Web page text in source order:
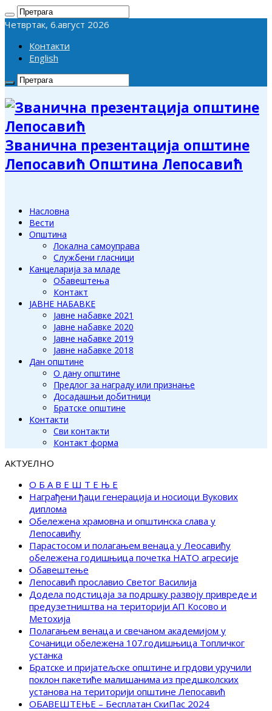
Четвртак, 6.август 2026
Контакти
English
Званична презентација општине
Лепосавић Општина Лепосавић
Насловна
Вести
Општина
Локална самоуправа
Службени гласници
Канцеларија за младе
Обавештења
Контакт
ЈАВНЕ НАБАВКЕ
Јавне набавке 2021
Јавне набавке 2020
Јавне набавке 2019
Јавне набавке 2018
Дан општине
О дану општине
Предлог за награду или признање
Досадашњи добитници
Братске општине
Контакти
Сви контакти
Контакт форма
АКТУЕЛНО
О Б А В Е Ш Т Е Њ Е
Награђени ђаци генерација и носиоци Вукових
диплома
Обележена храмовна и општинска слава у
Лепосавићу
Парастосом и полагањем венаца у Леосавићу
обележена годишњица почетка НАТО агресије
Обавештење
Лепосавић прославио Светог Василија
Додела подстицаја за подршку развоју привреде и
предузетништва на територији АП Косово и
Метохија
Полагањем венаца и свечаном академијом у
Сочаници обележена 107.годишњица Топличког
устанка
Братске и пријатељске општине и грдови уручили
поклон пакетиће малишанима из предшколских
установа на територији општине Лепосавић
ОБАВЕШТЕЊЕ – Бесплатан СкиПас 2024